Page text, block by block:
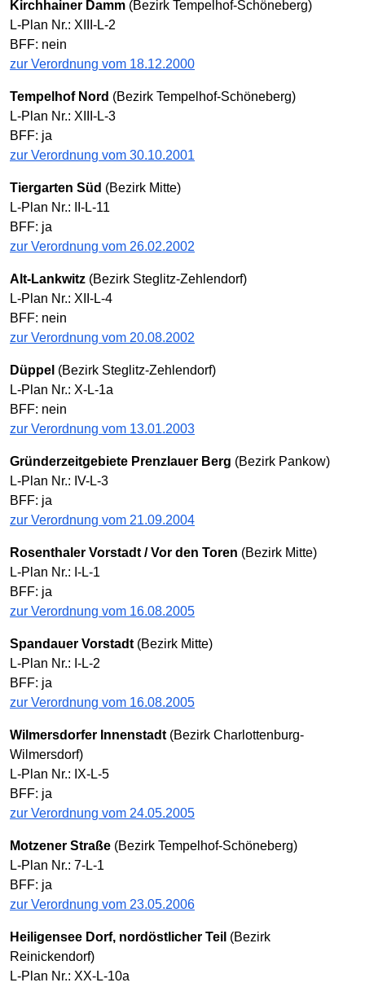
Kirchhainer Damm (Bezirk Tempelhof-Schöneberg)
L-Plan Nr.: XIII-L-2
BFF: nein
zur Verordnung vom 18.12.2000
Tempelhof Nord (Bezirk Tempelhof-Schöneberg)
L-Plan Nr.: XIII-L-3
BFF: ja
zur Verordnung vom 30.10.2001
Tiergarten Süd (Bezirk Mitte)
L-Plan Nr.: II-L-11
BFF: ja
zur Verordnung vom 26.02.2002
Alt-Lankwitz (Bezirk Steglitz-Zehlendorf)
L-Plan Nr.: XII-L-4
BFF: nein
zur Verordnung vom 20.08.2002
Düppel (Bezirk Steglitz-Zehlendorf)
L-Plan Nr.: X-L-1a
BFF: nein
zur Verordnung vom 13.01.2003
Gründerzeitgebiete Prenzlauer Berg (Bezirk Pankow)
L-Plan Nr.: IV-L-3
BFF: ja
zur Verordnung vom 21.09.2004
Rosenthaler Vorstadt / Vor den Toren (Bezirk Mitte)
L-Plan Nr.: I-L-1
BFF: ja
zur Verordnung vom 16.08.2005
Spandauer Vorstadt (Bezirk Mitte)
L-Plan Nr.: I-L-2
BFF: ja
zur Verordnung vom 16.08.2005
Wilmersdorfer Innenstadt (Bezirk Charlottenburg-
Wilmersdorf)
L-Plan Nr.: IX-L-5
BFF: ja
zur Verordnung vom 24.05.2005
Motzener Straße (Bezirk Tempelhof-Schöneberg)
L-Plan Nr.: 7-L-1
BFF: ja
zur Verordnung vom 23.05.2006
Heiligensee Dorf, nordöstlicher Teil (Bezirk
Reinickendorf)
L-Plan Nr.: XX-L-10a